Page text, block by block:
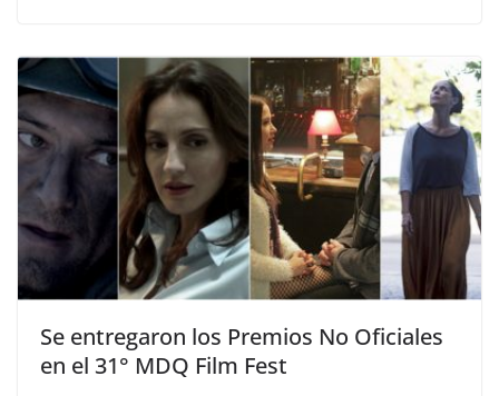
Se entregaron los Premios No Oficiales
en el 31° MDQ Film Fest